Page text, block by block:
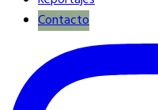
Contacto